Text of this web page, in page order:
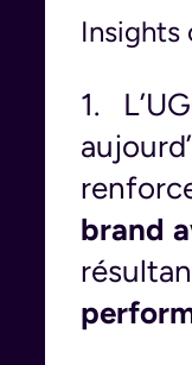
Insights
1.
brand